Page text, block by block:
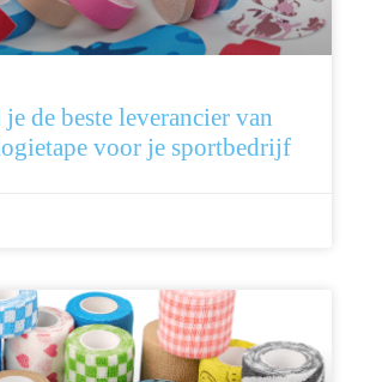
de beste leverancier van
voor je sportbedrijf